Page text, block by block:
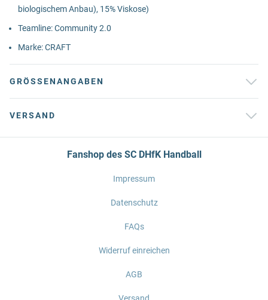
biologischem Anbau), 15% Viskose)
Teamline: Community 2.0
Marke: CRAFT
GRÖSSENANGABEN
VERSAND
Fanshop des SC DHfK Handball
Impressum
Datenschutz
FAQs
Widerruf einreichen
AGB